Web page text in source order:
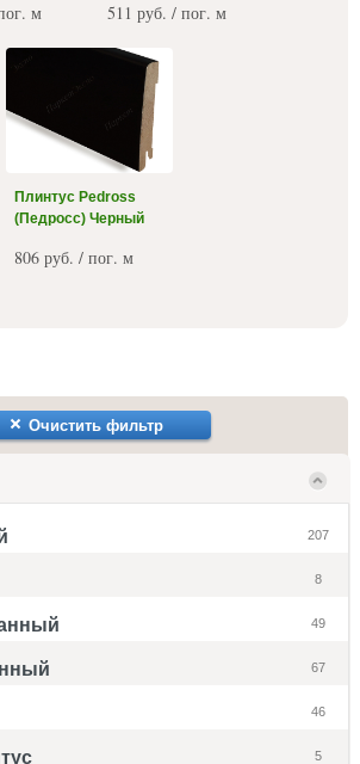
м 511 руб. / пог. м
Плинтус Pedross
(Педросс) Черный
806 руб. / пог. м
Очистить фильтр
207
8
49
67
46
5